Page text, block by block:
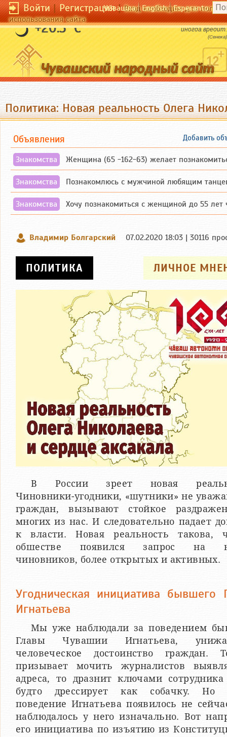
Войти|Регистрация|Вход необходим для
использования сайта
Чӑвашла English Esperanto
+20.3 °C
Дружба всегда приносит пользу, любовь
иногда вредит.
(Сенека)
Политика: Новая реальность Олега
Добавить
Объявления
Знакомства Женщина (65 -162-63) желает познакомиться с одиноким, добродушным, без
Знакомства Познакомлюсь с мужчиной любящим танцевать и петь на родном
Знакомства Хочу познакомиться с женщиной до 55 лет чувашской или русской
Владимир Болгарский 07.02.2020 18:03 | 30116
ЛИЧНОЕ
ПОЛИТИКА
В России зреет новая
Чиновники-угодники, «шутники» не
граждан, вызывают стойкое
многих из нас. И следовательно падает
к власти. Новая реальность такова,
обшестве появился запрос на
чиновников, более открытых и активных.
Угодническая инициатива бывшего
Игнатьева
Мы уже наблюдали за поведением
Главы Чувашии Игнатьева,
человеческое достоинство граждан.
призывает мочить журналистов
адреса, то дразнит ключами
будто дрессирует как собачку. Но
поведение Игнатьева появилось не
наблюдалось у него изначально. Вот
его инициатива по изъятию из